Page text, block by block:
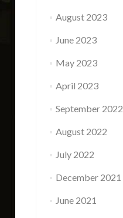
August 2023
June 2023
May 2023
April 2023
September 2022
August 2022
July 2022
December 2021
June 2021